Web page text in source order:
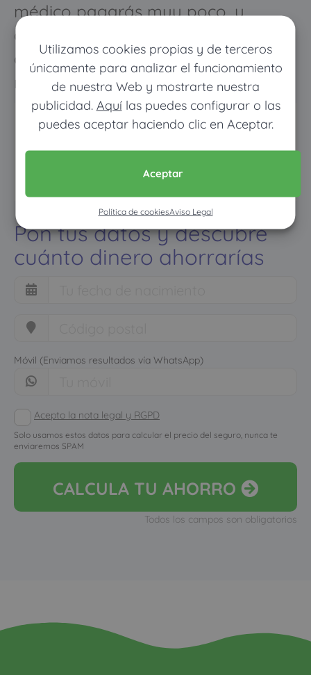
Utilizamos cookies propias y de terceros
únicamente para analizar el funcionamiento
de nuestra Web y mostrarte nuestra
publicidad. Aquílas puedes configurar o las
puedes aceptar haciendo clic en Aceptar.
Aceptar
Política de cookiesAviso Legal
médico pagarás muy poco, y
cuando vayas mucho pagarás
como con un seguro médico
normal
Pon tus datos y descubre
cuánto dinero ahorrarías
Móvil (Enviamos resultados vía WhatsApp)
Acepto la nota legal y RGPD
Solo usamos estos datos para calcular el precio del seguro, nunca te
enviaremos SPAM
CALCULA TU AHORRO
Todos los campos son obligatorios